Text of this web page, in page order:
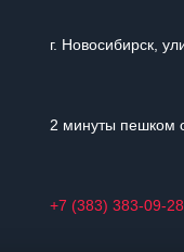
г. Новосибирск,
2 минуты пешком
+7 (383) 383-09-28